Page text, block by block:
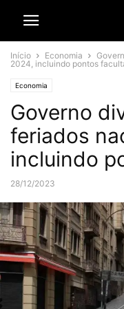
Início Economia
2024, incluindo pontos
Economia
Governo
feriados
incluindo
28/12/2023